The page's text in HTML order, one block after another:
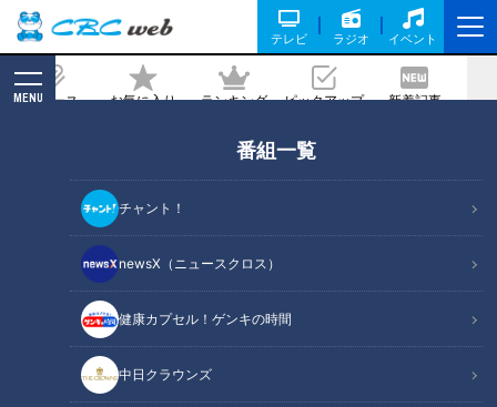
テレビ ラジオ イベント
ニュース お気に入り ランキング ピックアップ 新着記事
MENU
番組一覧
チャント！
newsX（ニュースクロス）
健康カプセル！ゲンキの時間
中日クラウンズ
んどん笑わせたくなる。 #夏目アナ #プ
ロフィール #みてちょてれび
記事に戻る